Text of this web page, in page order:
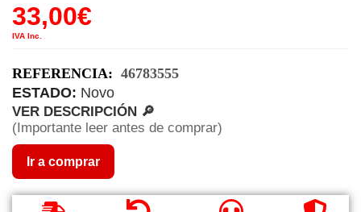
33,00€
IVA Inc.
REFERENCIA: 46783555
ESTADO: Novo
VER DESCRIPCIÓN 🔎
(Importante leer antes de comprar)
Ir a comprar